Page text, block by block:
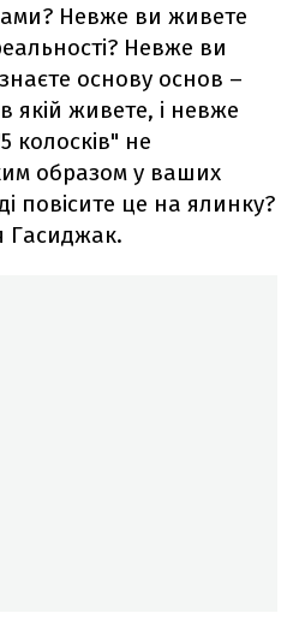
Невже ви живете
Невже ви
основу основ –
в якій живете, і невже
колосків" не
образом у ваших
повісите це на ялинку?
Гасиджак.